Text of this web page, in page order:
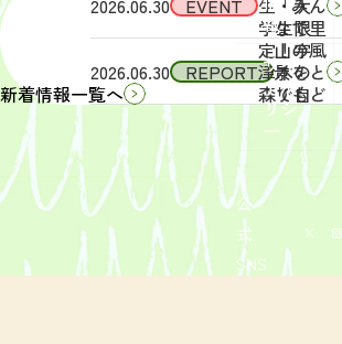
報
サイ
トポ
リシ
ー
公
式
SNS
新着情報一覧へ
学生限
定！宇
津木の
森で自
然体
験！」
募集を
開始し
まし
2026.06.30 REPORT
なで里
山の風
景をと
りもど
そ
う！」
活動レ
ポート
を掲載
しまし
た。